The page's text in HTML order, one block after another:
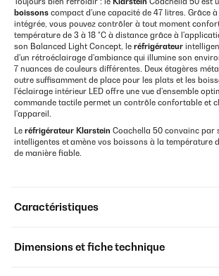
boissons compact d'une capacité de 47 litres. Grâce
intégrée, vous pouvez contrôler à tout moment
température de 3 à 18 °C à distance grâce à
son Balanced Light Concept, le réfrigérateur
d'un rétroéclairage d'ambiance qui illumine son
7 nuances de couleurs différentes. Deux étagères
outre suffisamment de place pour les plats et les
l'éclairage intérieur LED offre une vue d'ensemble
commande tactile permet un contrôle confortable et
l'appareil.
Le réfrigérateur Klarstein Coachella 50 convainc par
intelligentes etamène vos boissons à la température
de manière fiable.
Caractéristiques
Dimensions et fiche technique